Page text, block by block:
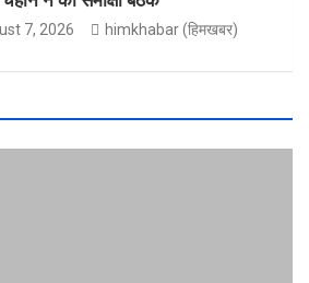
7, 2026 himkhabar (हिमखबर)